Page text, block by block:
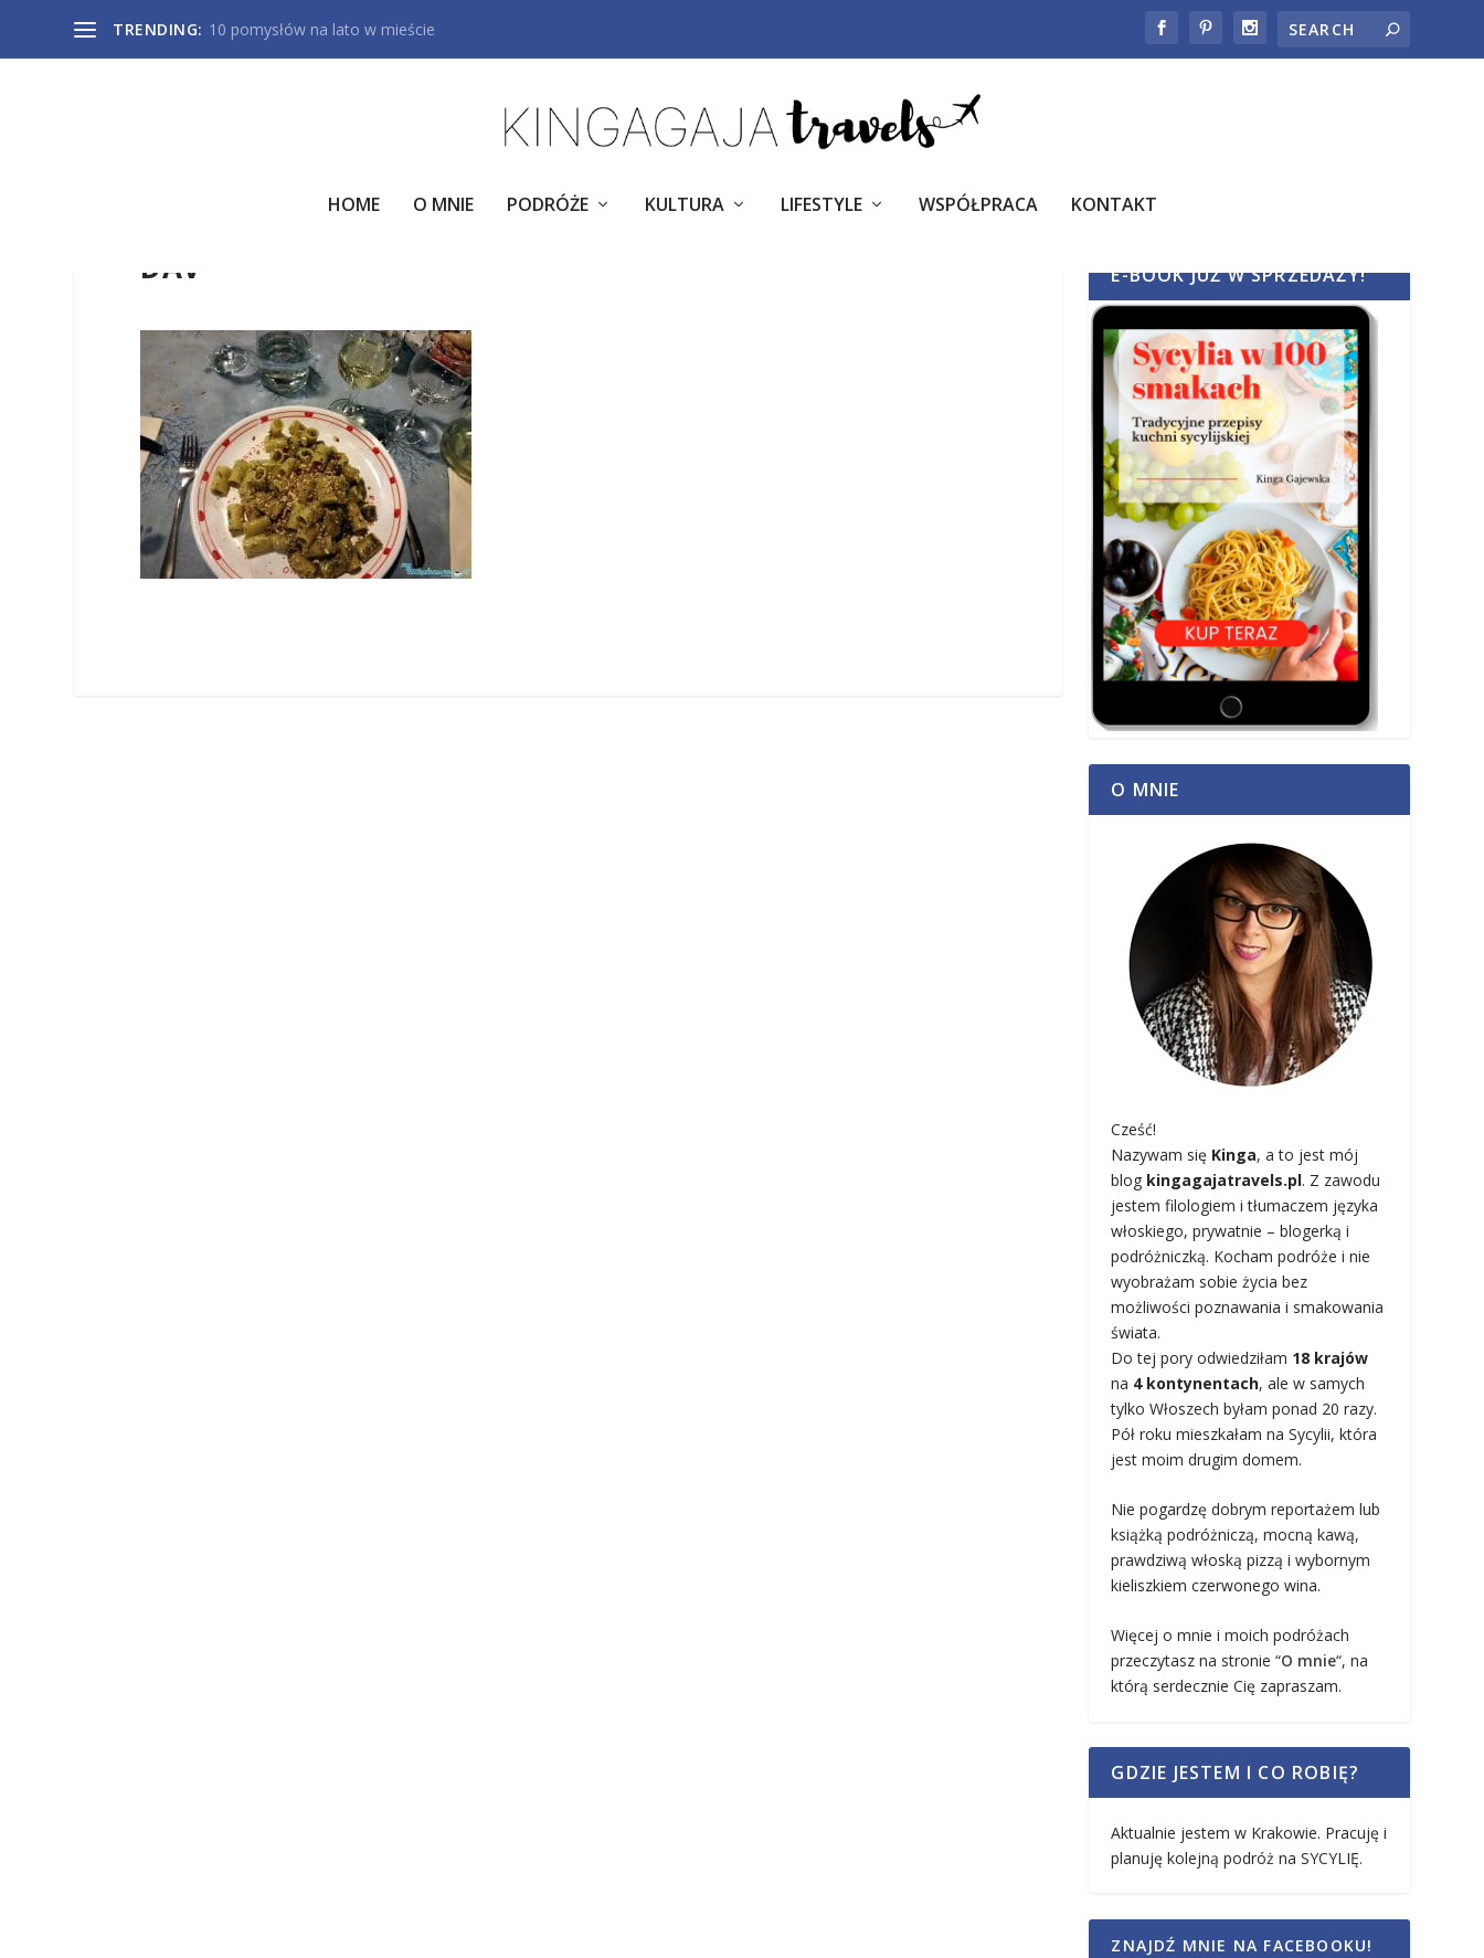
TRENDING: 10 pomysłów na lato w mieście
HOME O MNIE PODRÓŻE KULTURA LIFESTYLE WSPÓŁPRACA KONTAKT
DAV E-BOOK JUŻ W SPRZEDAŻY!
O MNIE
Cześć!
Nazywam się Kinga, a to jest mój
blog kingagajatravels.pl. Z zawodu
jestem filologiem i tłumaczem języka
włoskiego, prywatnie – blogerką i
podróżniczką. Kocham podróże i nie
wyobrażam sobie życia bez
możliwości poznawania i smakowania
świata.
Do tej pory odwiedziłam 18 krajów
na 4 kontynentach, ale w samych
tylko Włoszech byłam ponad 20 razy.
Pół roku mieszkałam na Sycylii, która
jest moim drugim domem.
Nie pogardzę dobrym reportażem lub
książką podróżniczą, mocną kawą,
prawdziwą włoską pizzą i wybornym
kieliszkiem czerwonego wina.
Więcej o mnie i moich podróżach
przeczytasz na stronie “O mnie“, na
którą serdecznie Cię zapraszam.
GDZIE JESTEM I CO ROBIĘ?
Aktualnie jestem w Krakowie. Pracuję i
planuję kolejną podróż na SYCYLIĘ.
ZNAJDŹ MNIE NA FACEBOOKU!